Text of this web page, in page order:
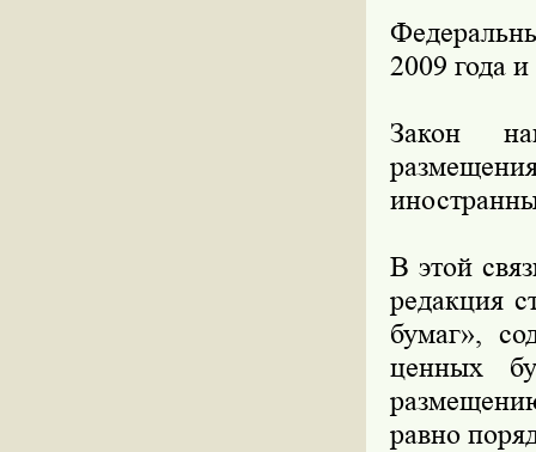
2009 года
Закон
В этой
редакция
бумаг»,
ценных
равно